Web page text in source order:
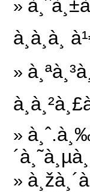
»
à¸­à¸­à¸
»
»
»